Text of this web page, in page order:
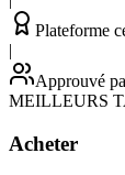
Plateforme
|
Approuvé
MEILLEURS
Acheter